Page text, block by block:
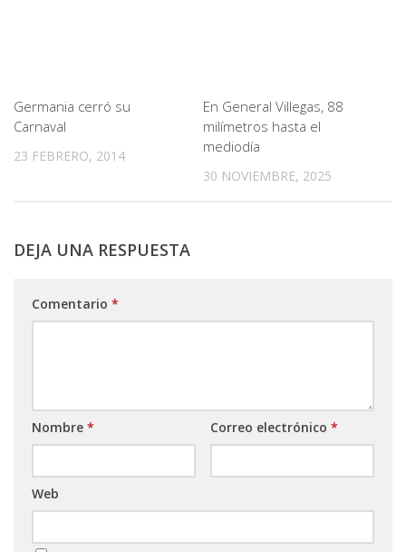
Germania cerró su
Carnaval
23 FEBRERO, 2014
En General Villegas, 88
milímetros hasta el
mediodía
30 NOVIEMBRE, 2025
DEJA UNA RESPUESTA
Comentario *
Nombre * Correo electrónico *
Web